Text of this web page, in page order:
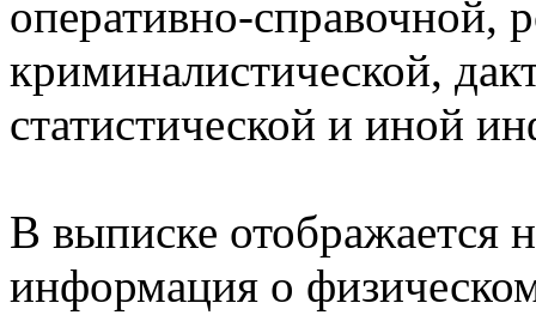
оперативно-справочной,
криминалистической,
статистической и иной
В выписке отображается
информация о